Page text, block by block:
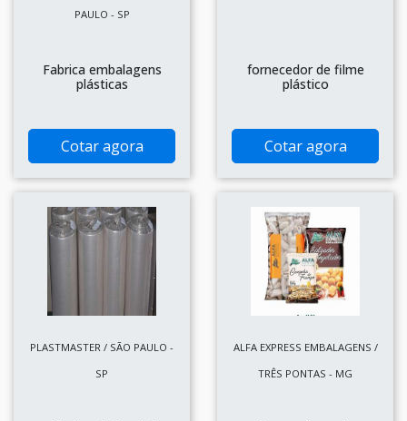
PAULO - SP
Fabrica embalagens
plásticas
Cotar agora
fornecedor de filme
plástico
Cotar agora
PLASTMASTER / SÃO PAULO -
SP
ALFA EXPRESS EMBALAGENS /
TRÊS PONTAS - MG